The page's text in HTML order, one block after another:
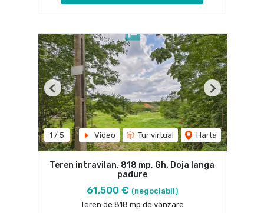
1 / 5 Video Tur virtual Harta
Previous Next
Teren intravilan, 818 mp, Gh. Doja langa
padure
61,500 € (negociabil)
Teren de 818 mp de vânzare